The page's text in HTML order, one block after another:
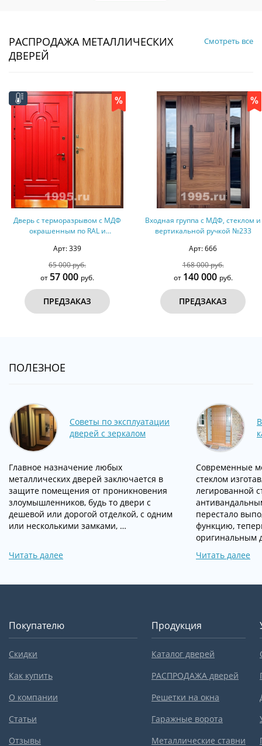
РАСПРОДАЖА МЕТАЛЛИЧЕСКИХ
ДВЕРЕЙ
Смотреть все
Дверь с терморазрывом с МДФ
окрашенным по RAL и
Арт: 339
65 000 руб.
от 57 000 руб.
ПРЕДЗАКАЗ
Входная группа с МДФ, стеклом и
вертикальной ручкой №233
Арт: 666
168 000 руб.
от 140 000 руб.
ПРЕДЗАКАЗ
ПОЛЕЗНОЕ
Советы по эксплуатации
дверей с зеркалом
Главное назначение любых
металлических дверей заключается в
защите помещения от проникновения
злоумышленников, будь то двери с
дешевой или дорогой отделкой, с одним
или несколькими замками, …
Читать далее
Современные
стеклом
легированной
перестало
функцию,
оригинальным
Читать далее
Покупателю
Скидки
Как купить
О компании
Статьи
Отзывы
Продукция
Каталог дверей
РАСПРОДАЖА дверей
Решетки на окна
Гаражные ворота
Металлические ставни